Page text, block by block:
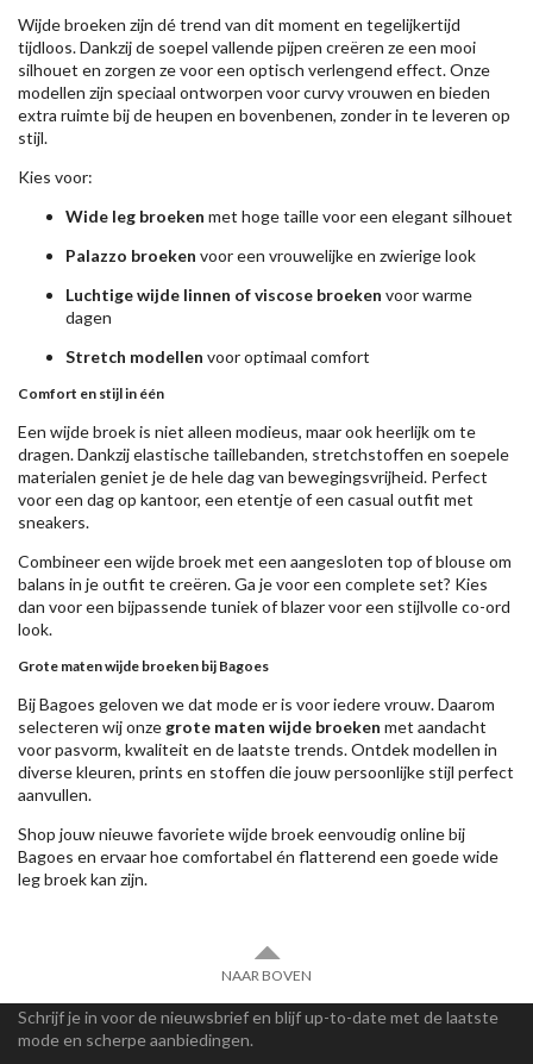
Wijde broeken zijn dé trend van dit moment en tegelijkertijd
tijdloos. Dankzij de soepel vallende pijpen creëren ze een mooi
silhouet en zorgen ze voor een optisch verlengend effect. Onze
modellen zijn speciaal ontworpen voor curvy vrouwen en bieden
extra ruimte bij de heupen en bovenbenen, zonder in te leveren op
stijl.
Kies voor:
Wide leg broeken met hoge taille voor een elegant silhouet
Palazzo broeken voor een vrouwelijke en zwierige look
Luchtige wijde linnen of viscose broeken voor warme
dagen
Stretch modellen voor optimaal comfort
Comfort en stijl in één
Een wijde broek is niet alleen modieus, maar ook heerlijk om te
dragen. Dankzij elastische taillebanden, stretchstoffen en soepele
materialen geniet je de hele dag van bewegingsvrijheid. Perfect
voor een dag op kantoor, een etentje of een casual outfit met
sneakers.
Combineer een wijde broek met een aangesloten top of blouse om
balans in je outfit te creëren. Ga je voor een complete set? Kies
dan voor een bijpassende tuniek of blazer voor een stijlvolle co-ord
look.
Grote maten wijde broeken bij Bagoes
Bij Bagoes geloven we dat mode er is voor iedere vrouw. Daarom
selecteren wij onze grote maten wijde broeken met aandacht
voor pasvorm, kwaliteit en de laatste trends. Ontdek modellen in
diverse kleuren, prints en stoffen die jouw persoonlijke stijl perfect
aanvullen.
Shop jouw nieuwe favoriete wijde broek eenvoudig online bij
Bagoes en ervaar hoe comfortabel én flatterend een goede wide
leg broek kan zijn.
NAAR BOVEN
Schrijf je in voor de nieuwsbrief en blijf up-to-date met de laatste
mode en scherpe aanbiedingen.